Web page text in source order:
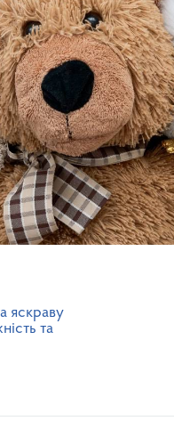
яскраву
та